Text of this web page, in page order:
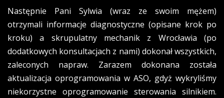
Następnie Pani Sylwia (wraz ze swoim mężem)
otrzymali informacje diagnostyczne (opisane krok po
kroku) a skrupulatny mechanik z Wrocławia (po
dodatkowych konsultacjach z nami) dokonał wszystkich,
zaleconych napraw. Zarazem dokonana została
aktualizacja oprogramowania w ASO, gdyż wykryliśmy
niekorzystne oprogramowanie sterowania silnikiem.